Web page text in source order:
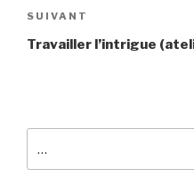
Article
suivant
SUIVANT
Travailler l’intrigue